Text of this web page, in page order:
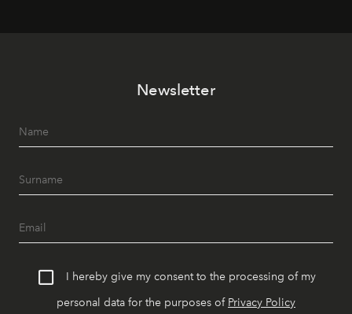
Newsletter
I hereby give my consent to the processing of my
personal data for the purposes of Privacy Policy